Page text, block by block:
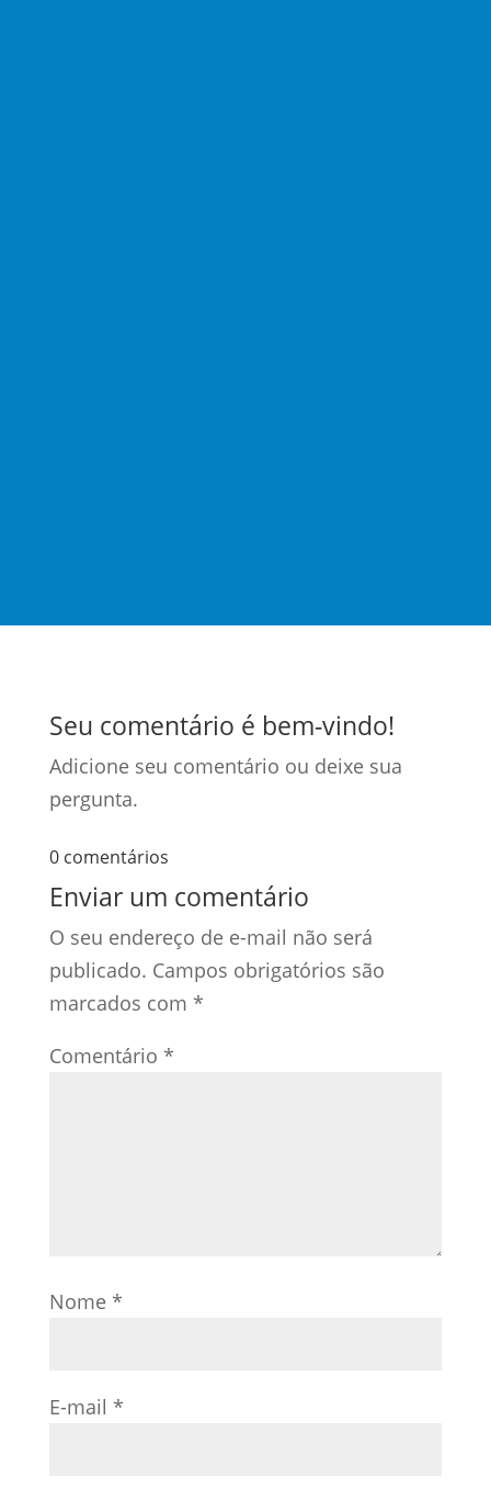
Seu comentário é bem-vindo!
Adicione seu comentário ou deixe sua
pergunta.
0 comentários
Enviar um comentário
O seu endereço de e-mail não será
publicado. Campos obrigatórios são
marcados com *
Comentário *
Nome *
E-mail *